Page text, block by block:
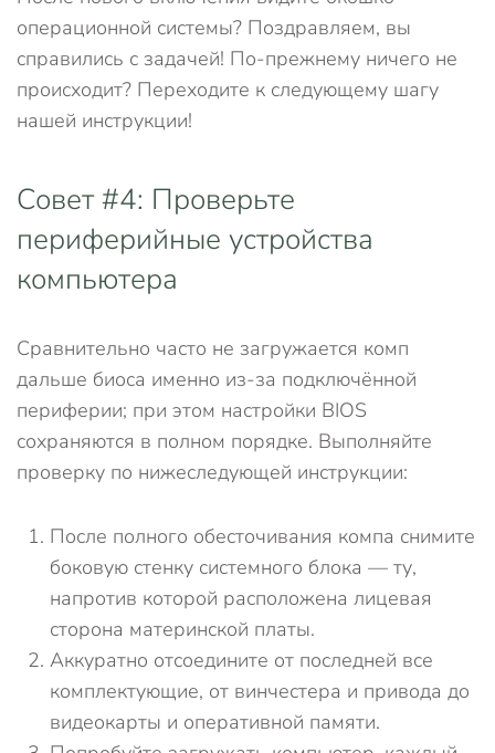
операционной системы? Поздравляем, вы
справились с задачей! По-прежнему ничего не
происходит? Переходите к следующему шагу
нашей инструкции!
Совет #4: Проверьте
периферийные устройства
компьютера
Сравнительно часто не загружается комп
дальше биоса именно из-за подключённой
периферии; при этом настройки BIOS
сохраняются в полном порядке. Выполняйте
проверку по нижеследующей инструкции:
После полного обесточивания компа снимите
боковую стенку системного блока — ту,
напротив которой расположена лицевая
сторона материнской платы.
Аккуратно отсоедините от последней все
комплектующие, от винчестера и привода до
видеокарты и оперативной памяти.